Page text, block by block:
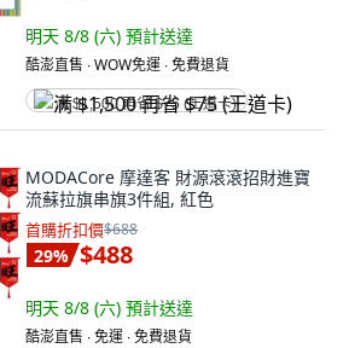
明天 8/8 (六) 預計送達
酷澎直售 ∙ WOW免運 ∙ 免費退貨
满 $1,500 再省 $75 (王道卡)
MODACore 摩達客 財源滾滾招財進寶
流蘇拉旗串旗3件組, 紅色
首購折扣價$688
29% $488
明天 8/8 (六) 預計送達
酷澎直售 ∙ 免運 ∙ 免費退貨